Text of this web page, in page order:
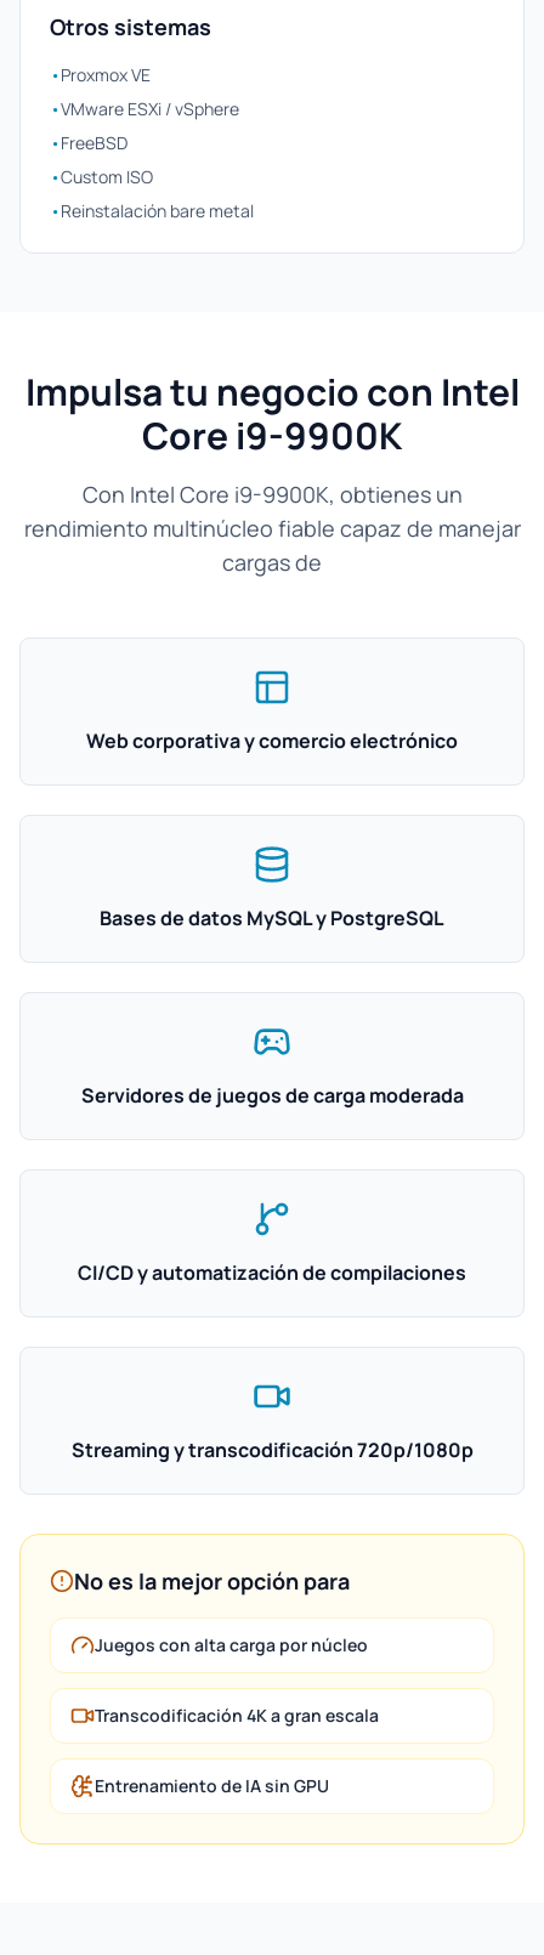
Otros sistemas
•Proxmox VE
•VMware ESXi / vSphere
•FreeBSD
•Custom ISO
•Reinstalación bare metal
Impulsa tu negocio con Intel
Core i9-9900K
Con Intel Core i9-9900K, obtienes un
rendimiento multinúcleo fiable capaz de manejar
cargas de
Web corporativa y comercio electrónico
Bases de datos MySQL y PostgreSQL
Servidores de juegos de carga moderada
CI/CD y automatización de compilaciones
Streaming y transcodificación 720p/1080p
No es la mejor opción para
Juegos con alta carga por núcleo
Transcodificación 4K a gran escala
Entrenamiento de IA sin GPU